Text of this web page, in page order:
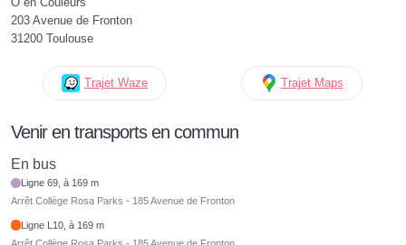
203 Avenue de Fronton
31200 Toulouse
Trajet Waze Trajet Maps
Venir en transports en commun
En bus
Ligne 69, à 169 m
Arrêt Collège Rosa Parks - 185 Avenue de Fronton
Ligne L10, à 169 m